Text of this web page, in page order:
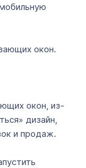
окон.
окон, из-
дизайн,
и продаж.